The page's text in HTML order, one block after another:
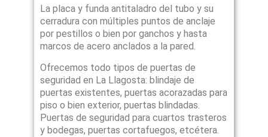
La placa y funda antitaladro del tubo y su
cerradura con múltiples puntos de anclaje
por pestillos o bien por ganchos y hasta
marcos de acero anclados a la pared.
Ofrecemos todo tipos de puertas de
seguridad en La Llagosta: blindaje de
puertas existentes, puertas acorazadas para
piso o bien exterior, puertas blindadas.
Puertas de seguridad para cuartos trasteros
y bodegas, puertas cortafuegos, etcétera.